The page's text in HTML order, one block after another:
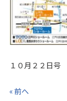
１０月２２日号
« 前へ